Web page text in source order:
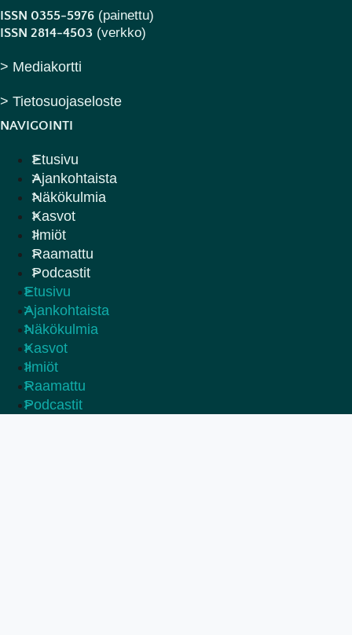
ISSN 0355-5976 (painettu)
ISSN 2814-4503 (verkko)
> Mediakortti
> Tietosuojaseloste
NAVIGOINTI
Etusivu
Ajankohtaista
Näkökulmia
Kasvot
Ilmiöt
Raamattu
Podcastit
Etusivu
Ajankohtaista
Näkökulmia
Kasvot
Ilmiöt
Raamattu
Podcastit